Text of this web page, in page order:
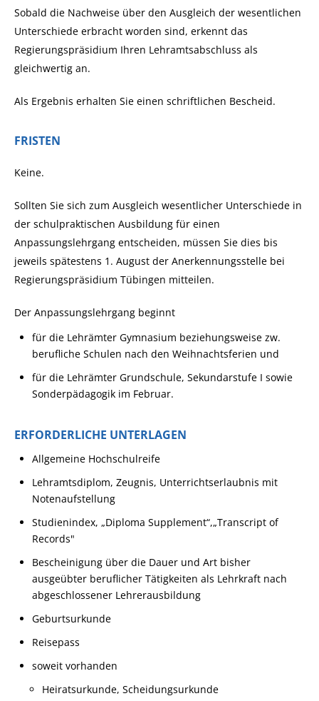
Sobald die Nachweise über den Ausgleich der wesentlichen
Unterschiede erbracht worden sind, erkennt das
Regierungspräsidium Ihren Lehramtsabschluss als
gleichwertig an.
Als Ergebnis erhalten Sie einen schriftlichen Bescheid.
FRISTEN
Keine.
Sollten Sie sich zum Ausgleich wesentlicher Unterschiede in
der schulpraktischen Ausbildung für einen
Anpassungslehrgang entscheiden, müssen Sie dies bis
jeweils spätestens 1. August der Anerkennungsstelle bei
Regierungspräsidium Tübingen mitteilen.
Der Anpassungslehrgang beginnt
für die Lehrämter Gymnasium beziehungsweisezw.
berufliche Schulen nach den Weihnachtsferien und
für die Lehrämter Grundschule, Sekundarstufe I sowie
Sonderpädagogik im Februar.
ERFORDERLICHE UNTERLAGEN
Allgemeine Hochschulreife
Lehramtsdiplom, Zeugnis, Unterrichtserlaubnis mit
Notenaufstellung
Studienindex, „Diploma Supplement“,„Transcript of
Records"
Bescheinigung über die Dauer und Art bisher
ausgeübter beruflicher Tätigkeiten als Lehrkraft nach
abgeschlossener Lehrerausbildung
Geburtsurkunde
Reisepass
soweit vorhanden
Heiratsurkunde, Scheidungsurkunde